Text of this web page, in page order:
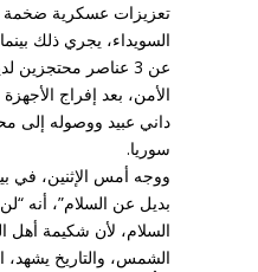
تعزيزات عسكرية ضخمة
السويداء، يجري ذلك
عن 3 عناصر
الأمن، بعد إفراج
داني عبيد ووصوله إلى
سوريا.
ووجه أمس الإثنين، في
بديل عن السلام”، أنه
السلام، لأن شكيمة
الشمس، والتاريخ